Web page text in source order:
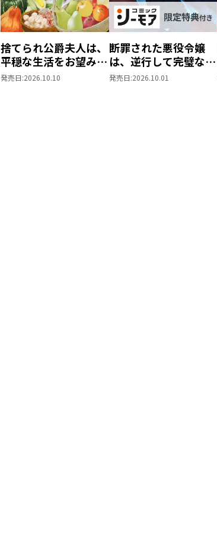
捨てられ公爵夫人は、
平穏な生活をお望みの
ようです@COMIC 第3
発売日:2026.10.10
断罪された悪役令嬢
は、逆行して完璧な悪
女を目指す@COMIC
発売日:2026.10.01